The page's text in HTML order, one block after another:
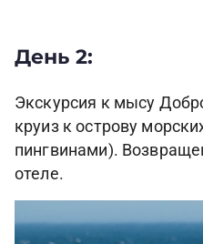
День 2:
Экскурсия к мысу
круиз к острову
пингвинами).
отеле.